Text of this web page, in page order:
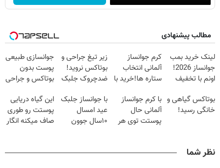
مطالب پیشنهادی
لینک خرید بمب
جوانساز 2026!
اونم با تخفیف
کرم جوانساز
آلمانی انتخاب
ستاره ها!خرید با
زیر تیغ جراحی و
بوتاکس نروید!
ضدچروک جلبک
جوانسازی طبیعی
پوست بدون
بوتاکس و جراحی
تخفیف ویژه
بوتاکس گیاهی و
خانگی رسید!
با کرم جوانساز
آلمانی حال
پوستت توی هر
با جوانساز جلبک
عید امسال
۱۰سال جوون
این گیاه دریایی
پوستت رو طوری
صاف میکنه انگار
نظر شما